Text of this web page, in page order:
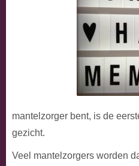
mantelzorger bent, is de
gezicht.
Veel mantelzorgers worden